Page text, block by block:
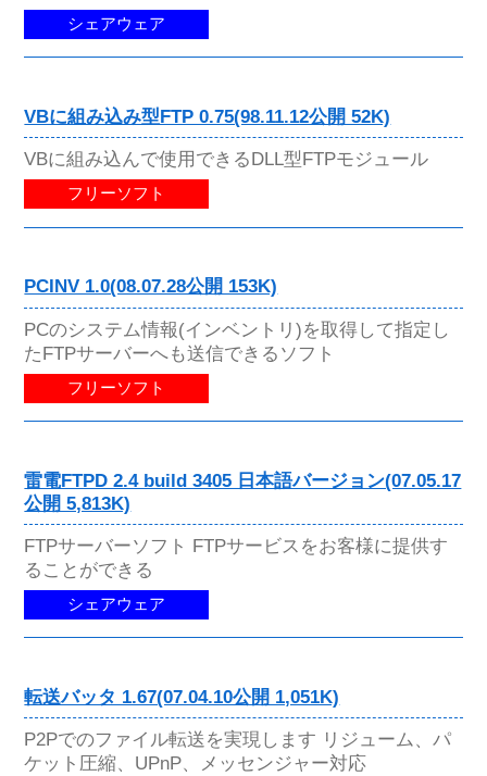
シェアウェア
VBに組み込み型FTP 0.75(98.11.12公開 52K)
VBに組み込んで使用できるDLL型FTPモジュール
フリーソフト
PCINV 1.0(08.07.28公開 153K)
PCのシステム情報(インベントリ)を取得して指定し
たFTPサーバーへも送信できるソフト
フリーソフト
雷電FTPD 2.4 build 3405 日本語バージョン(07.05.17
公開 5,813K)
FTPサーバーソフト FTPサービスをお客様に提供す
ることができる
シェアウェア
転送バッタ 1.67(07.04.10公開 1,051K)
P2Pでのファイル転送を実現します リジューム、パ
ケット圧縮、UPnP、メッセンジャー対応